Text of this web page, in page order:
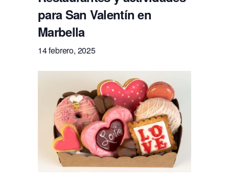
para San Valentín en
Marbella
14 febrero, 2025